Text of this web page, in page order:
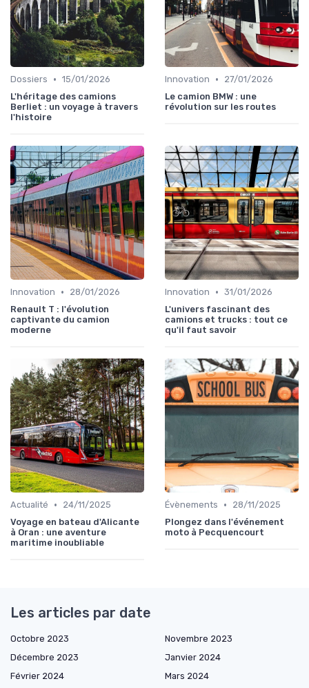
Dossiers • 15/01/2026
L'héritage des camions
Berliet : un voyage à travers
l'histoire
Innovation •
27/01/2026
Le camion BMW : une
révolution sur les routes
Innovation •
28/01/2026
Renault T : l'évolution
captivante du camion
moderne
Innovation • 31/01/2026
L'univers fascinant des
camions et trucks : tout ce
qu'il faut savoir
Actualité •
24/11/2025
Voyage en bateau d'Alicante
à Oran : une aventure
maritime inoubliable
Évènements •
28/11/2025
Plongez dans l'événement
moto à Pecquencourt
Les articles par date
Octobre 2023
Novembre 2023
Décembre 2023
Janvier 2024
Février 2024
Mars 2024